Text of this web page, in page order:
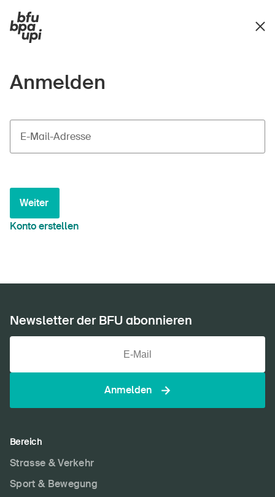
Anmelden
E-Mail-Adresse
Weiter
Konto erstellen
Newsletter der BFU abonnieren
Anmelden
Bereich
Strasse & Verkehr
Sport & Bewegung